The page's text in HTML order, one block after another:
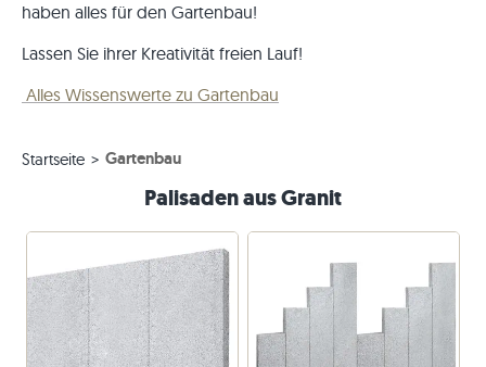
haben alles für den Gartenbau!
Lassen Sie ihrer Kreativität freien Lauf!
Alles Wissenswerte zu Gartenbau
Startseite Gartenbau
Palisaden aus Granit